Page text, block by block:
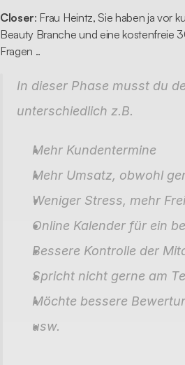
Closer: Frau Heintz, Sie haben ja vor
Beauty Branche und eine kostenfreie
Fragen ..
In dieser Phase musst du
unterschiedlich z.B.
Mehr Kundentermine
Mehr Umsatz, obwohl
Weniger Stress, mehr
Online Kalender für ein
Bessere Kontrolle der
Spricht nicht gerne am
Möchte bessere
usw.